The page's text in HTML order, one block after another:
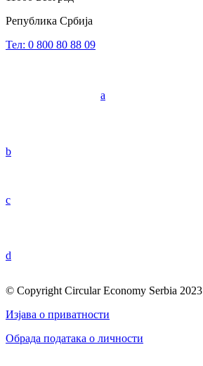
Република Србија
Тел: 0 800 80 88 09
a
b
c
d
© Copyright Circular Economy Serbia 2023
Изјава о приватности
Обрада података о личности